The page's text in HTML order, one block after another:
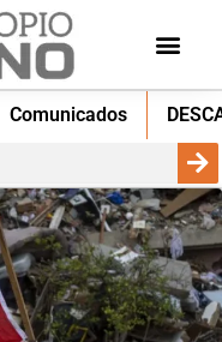
Comunicados